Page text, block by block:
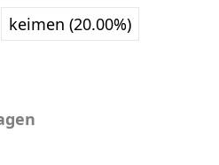
keimen (20.00%)